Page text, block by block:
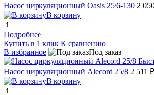
Насос циркуляционный Oasis 25/6-130 2
В корзину
Подробнее
Купить в 1 клик К сравнению
В избранное
Под заказ
Насос циркуляционный Alecord 25/8 2 511 ₽
В корзину